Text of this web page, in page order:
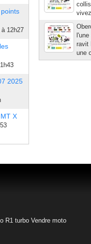
12h27
2025
X
ravit
une
R1 turbo Vendre moto